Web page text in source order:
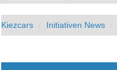
Kiezcars Initiativen News